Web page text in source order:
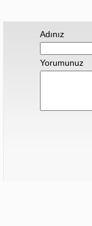
Adınız
Yorumunuz